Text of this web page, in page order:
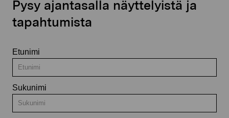
Pysy ajantasalla näyttelyistä ja
tapahtumista
Etunimi
Sukunimi